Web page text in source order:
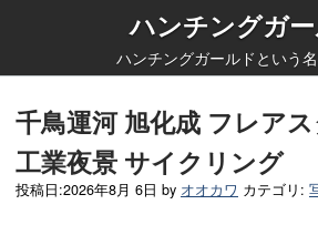
ハンチングガ
ハンチングガールドという
千鳥運河 旭化成 フレア
工業夜景 サイクリング
投稿日:2026年8月 6日 by オオカワ カテゴリ: